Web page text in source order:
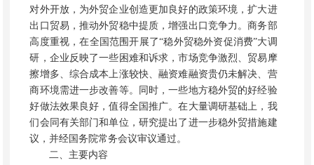
对外开放，为外贸企业创造更加良好的政策环境，扩大进
出口贸易，推动外贸稳中提质，增强出口竞争力。商务部
高度重视，在全国范围开展了“稳外贸稳外资促消费”大调
研，企业反映了一些困难和诉求，市场竞争激烈、贸易摩
擦增多、综合成本上涨较快、融资难融资贵仍未解决、营
商环境需进一步改善等。同时，一些地方稳外贸的好经验
好做法效果良好，值得全国推广。在大量调研基础上，我
们会同有关部门和单位，研究提出了进一步稳外贸措施建
议，并经国务院常务会议审议通过。
二、主要内容